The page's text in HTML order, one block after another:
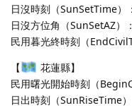
日沒時刻（SunSetTime）
日沒方位角（SunSetAZ）
民用暮光終時刻（
【
花蓮縣】
民用曙光開始時刻（
日出時刻（SunRiseTime